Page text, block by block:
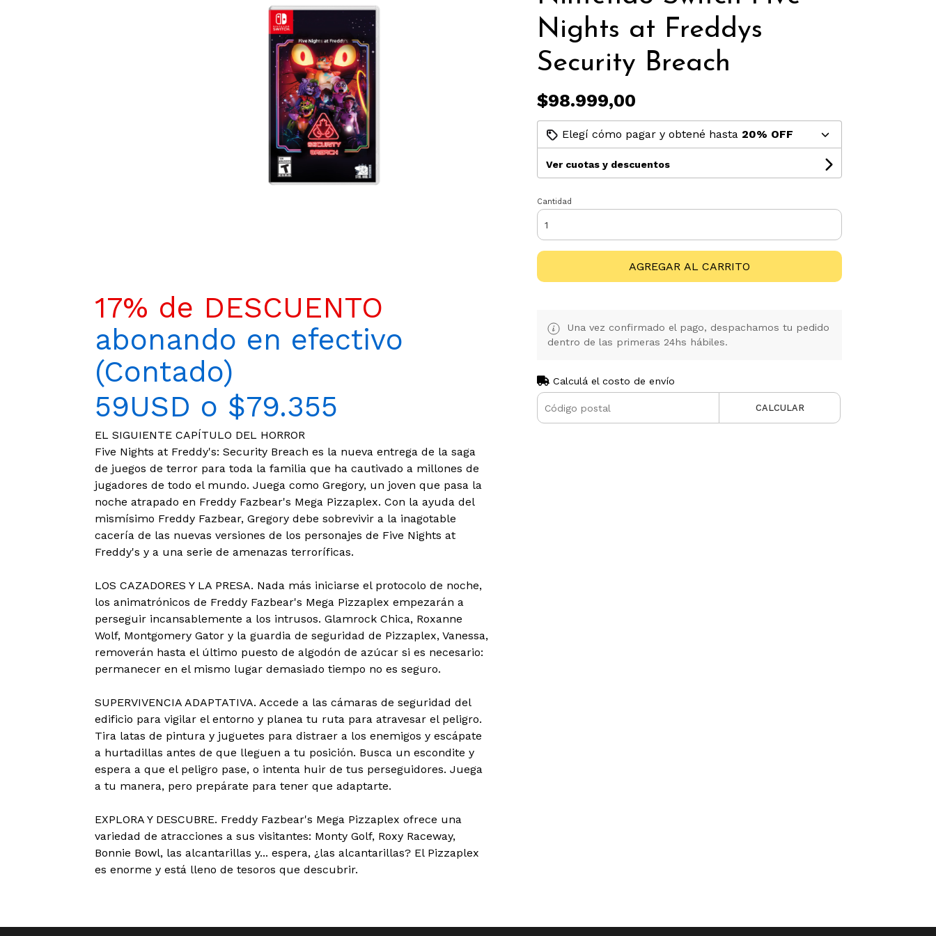
17% de DESCUENTO
abonando en efectivo
(Contado)
59USD o $79.355
EL SIGUIENTE CAPÍTULO DEL HORROR
Five Nights at Freddy's: Security Breach es la nueva entrega de la saga
de juegos de terror para toda la familia que ha cautivado a millones de
jugadores de todo el mundo. Juega como Gregory, un joven que pasa la
noche atrapado en Freddy Fazbear's Mega Pizzaplex. Con la ayuda del
mismísimo Freddy Fazbear, Gregory debe sobrevivir a la inagotable
cacería de las nuevas versiones de los personajes de Five Nights at
Freddy's y a una serie de amenazas terroríficas.
LOS CAZADORES Y LA PRESA. Nada más iniciarse el protocolo de noche,
los animatrónicos de Freddy Fazbear's Mega Pizzaplex empezarán a
perseguir incansablemente a los intrusos. Glamrock Chica, Roxanne
Wolf, Montgomery Gator y la guardia de seguridad de Pizzaplex, Vanessa,
removerán hasta el último puesto de algodón de azúcar si es necesario:
permanecer en el mismo lugar demasiado tiempo no es seguro.
SUPERVIVENCIA ADAPTATIVA. Accede a las cámaras de seguridad del
edificio para vigilar el entorno y planea tu ruta para atravesar el peligro.
Tira latas de pintura y juguetes para distraer a los enemigos y escápate
a hurtadillas antes de que lleguen a tu posición. Busca un escondite y
espera a que el peligro pase, o intenta huir de tus perseguidores. Juega
a tu manera, pero prepárate para tener que adaptarte.
EXPLORA Y DESCUBRE. Freddy Fazbear's Mega Pizzaplex ofrece una
variedad de atracciones a sus visitantes: Monty Golf, Roxy Raceway,
Bonnie Bowl, las alcantarillas y... espera, ¿las alcantarillas? El Pizzaplex
es enorme y está lleno de tesoros que descubrir.
Nights at Freddys
Security Breach
$98.999,00
Elegí cómo pagar y obtené hasta 20% OFF
Ver cuotas y descuentos
Cantidad
AGREGAR AL CARRITO
Una vez confirmado el pago, despachamos tu pedido
dentro de las primeras 24hs hábiles.
Calculá el costo de envío
CALCULAR